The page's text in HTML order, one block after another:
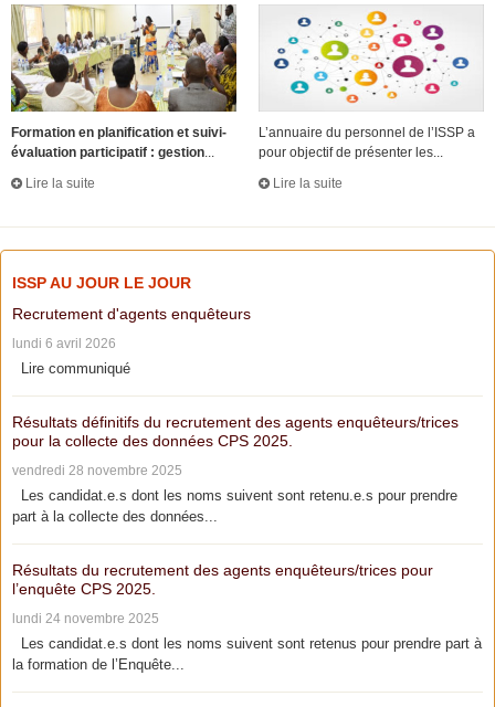
Formation en planification et suivi-
évaluation participatif : gestion...
Lire la suite
L’annuaire du personnel de l’ISSP a
pour objectif de présenter les...
Lire la suite
ISSP AU JOUR LE JOUR
Recrutement d'agents enquêteurs
lundi 6 avril 2026
Lire communiqué
Résultats définitifs du recrutement des agents enquêteurs/trices
pour la collecte des données CPS 2025.
vendredi 28 novembre 2025
Les candidat.e.s dont les noms suivent sont retenu.e.s pour prendre
part à la collecte des données...
Résultats du recrutement des agents enquêteurs/trices pour
l’enquête CPS 2025.
lundi 24 novembre 2025
Les candidat.e.s dont les noms suivent sont retenus pour prendre part à
la formation de l’Enquête...